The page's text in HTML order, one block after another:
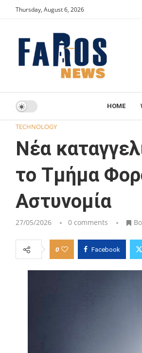
Thursday, August 6, 2026
HOME
Home Νέα
TECHNOLOGY
Νέα
το Τμήμα
Αστυνομία
27/05/2026 0 comments
0 Facebook